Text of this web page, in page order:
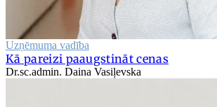
Uzņēmuma vadība
Kā pareizi paaugstināt cenas
Dr.sc.admin. Daina Vasiļevska